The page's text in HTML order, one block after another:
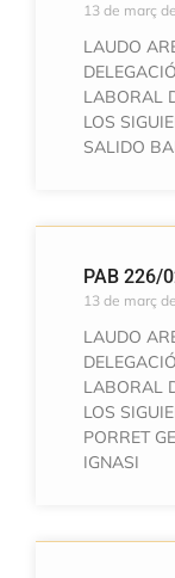
13 de març
LAUDO
LABORAL
LOS
SALIDO
PAB 226/
13 de març
LAUDO
LABORAL
LOS
PORRET
IGNASI